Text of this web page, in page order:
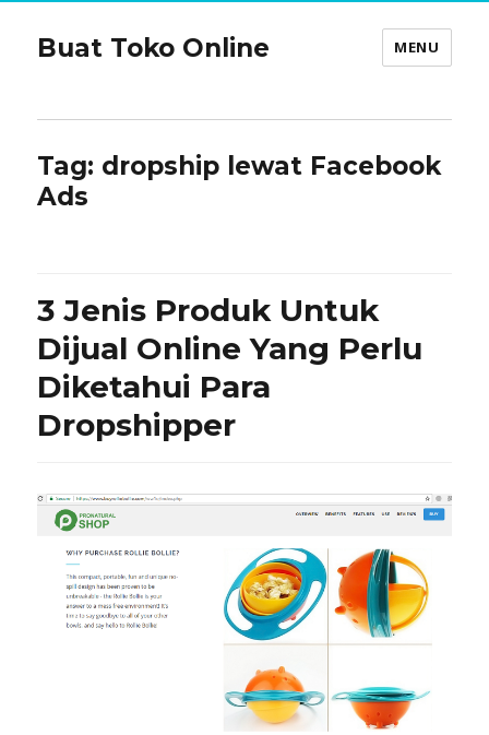
Buat Toko Online MENU
Tag: dropship lewat Facebook
Ads
3 Jenis Produk Untuk
Dijual Online Yang Perlu
Diketahui Para
Dropshipper